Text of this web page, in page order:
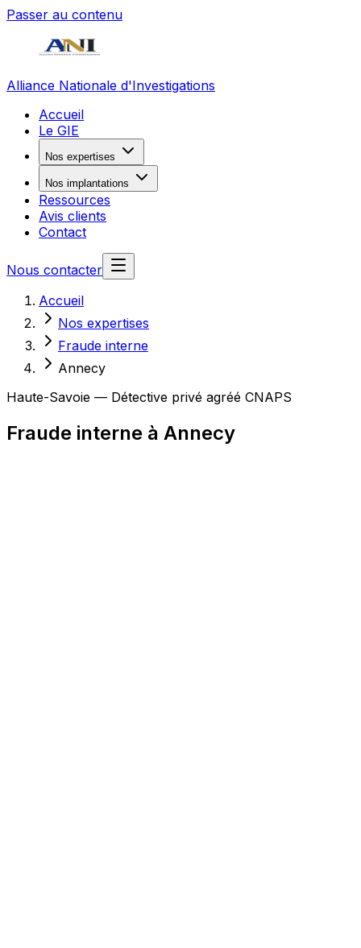
Passer au contenu
Alliance Nationale d'Investigations
Accueil
Le GIE
Nos expertises
Nos implantations
Ressources
Avis clients
Contact
Nous contacter
Accueil
Nos expertises
Fraude interne
Annecy
Haute-Savoie — Détective privé agréé CNAPS
Fraude interne à Annecy